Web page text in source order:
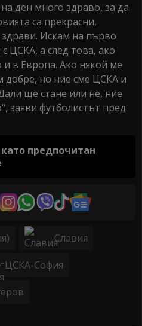
ден много здраво, за да
са прекрасни,
Искам на първо
ЦСКА, а след това, ако
в Европа. Ако някой ме
добре, но ние сме ЦСКА и
ще стане или не, ние
заяви футболистът пред
предпочитан
Славия
ЦСКА-София